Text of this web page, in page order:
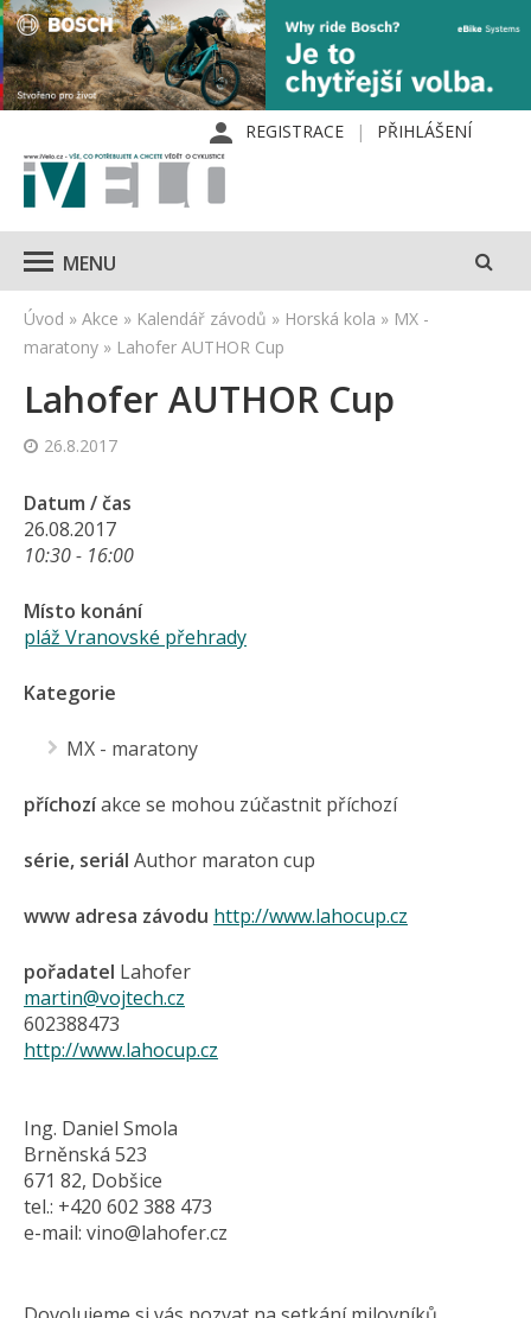
REGISTRACE PŘIHLÁŠENÍ
MENU
Úvod » Akce » Kalendář závodů » Horská kola » MX -
maratony » Lahofer AUTHOR Cup
Lahofer AUTHOR Cup
26.8.2017
Datum / čas
26.08.2017
10:30 - 16:00
Místo konání
pláž Vranovské přehrady
Kategorie
MX - maratony
příchozíakce se mohou zúčastnit příchozí
série, seriál Author maraton cup
www adresa závodu http://www.lahocup.cz
pořadatel Lahofer
martin@vojtech.cz
602388473
http://www.lahocup.cz
Ing. Daniel Smola
Brněnská 523
671 82, Dobšice
tel.: +420 602 388 473
e-mail: vino@lahofer.cz